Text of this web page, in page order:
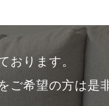
おります。
ご希望の方は是